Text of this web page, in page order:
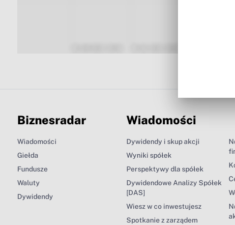
Biznesradar
Wiadomości
Giełda
Fundusze
Waluty
Dywidendy
Wiadomości
Dywidendy i skup akcji
Wyniki spółek
Perspektywy dla spółek
Dywidendowe Analizy Spółek
[DAS]
Wiesz w co inwestujesz
Spotkanie z zarządem